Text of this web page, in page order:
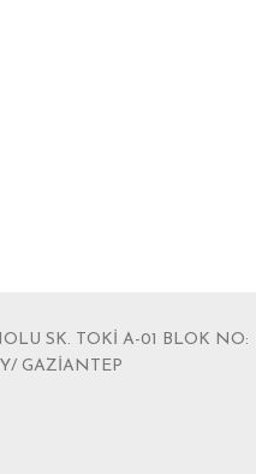
SK. TOKİ A-01 BLOK NO:
GAZİANTEP